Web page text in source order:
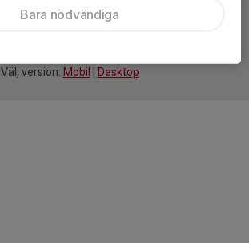
Välj version: Mobil Desktop
Bara nödvändiga